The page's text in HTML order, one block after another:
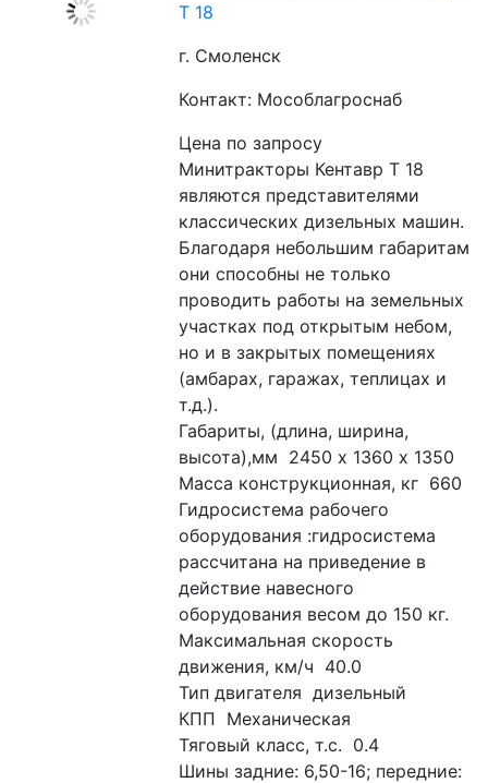
Т 18
г. Смоленск
Контакт: Мособлагроснаб
Цена по запросу
Минитракторы Кентавр Т 18
являются представителями
классических дизельных машин.
Благодаря небольшим габаритам
они способны не только
проводить работы на земельных
участках под открытым небом,
но и в закрытых помещениях
(амбарах, гаражах, теплицах и
т.д.).
Габариты, (длина, ширина,
высота),мм  2450 х 1360 х 1350
Масса конструкционная, кг  660
Гидросистема рабочего
оборудования :гидросистема
рассчитана на приведение в
действие навесного
оборудования весом до 150 кг.
Максимальная скорость
движения, км/ч  40.0
Тип двигателя  дизельный
КПП  Механическая
Тяговый класс, т.с.  0.4
Шины задние: 6,50-16; передние: